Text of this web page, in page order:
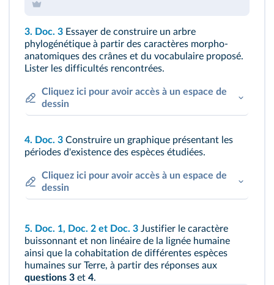
3. Doc. 3 Essayer de construire un arbre
phylogénétique à partir des caractères morpho-
anatomiques des crânes et du vocabulaire proposé.
Lister les difficultés rencontrées.
Cliquez ici pour avoir accès à un espace de
dessin
4. Doc. 3 Construire un graphique présentant les
périodes d'existence des espèces étudiées.
Cliquez ici pour avoir accès à un espace de
dessin
5. Doc. 1, Doc. 2 et Doc. 3 Justifier le caractère
buissonnant et non linéaire de la lignée humaine
ainsi que la cohabitation de différentes espèces
humaines sur Terre, à partir des réponses aux
questions 3 et 4.